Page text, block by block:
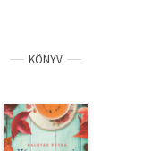
KÖNYV